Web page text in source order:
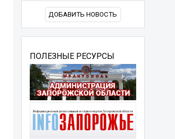
ДОБАВИТЬ НОВОСТЬ
ПОЛЕЗНЫЕ РЕСУРСЫ